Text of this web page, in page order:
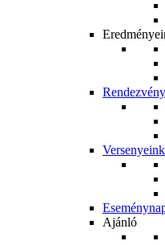
Versenyeink
Ajánló